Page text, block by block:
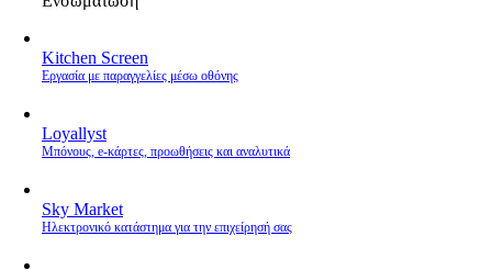
Kitchen Screen
Εργασία με παραγγελίες μέσω οθόνης
Loyallyst
Μπόνους, e‑κάρτες, προωθήσεις και αναλυτικά
Sky Market
Ηλεκτρονικό κατάστημα για την επιχείρησή σας